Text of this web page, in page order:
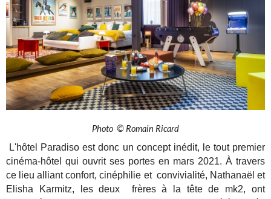
Photo © Romain Ricard
L'hôtel Paradiso est donc un concept inédit, le tout premier
cinéma-hôtel qui ouvrit ses portes en mars 2021. À travers
ce lieu alliant confort, cinéphilie et convivialité, Nathanaël et
Elisha Karmitz, les deux frères à la tête de mk2, ont